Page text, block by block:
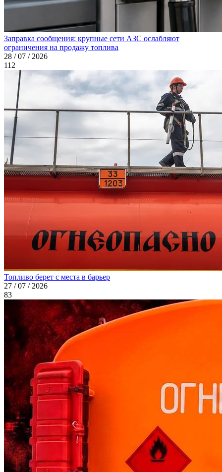
Заправка сообщения: крупные сети АЗС ослабляют
ограничения на продажу топлива
28 / 07 / 2026
112
Топливо берет с места в барьер
27 / 07 / 2026
83